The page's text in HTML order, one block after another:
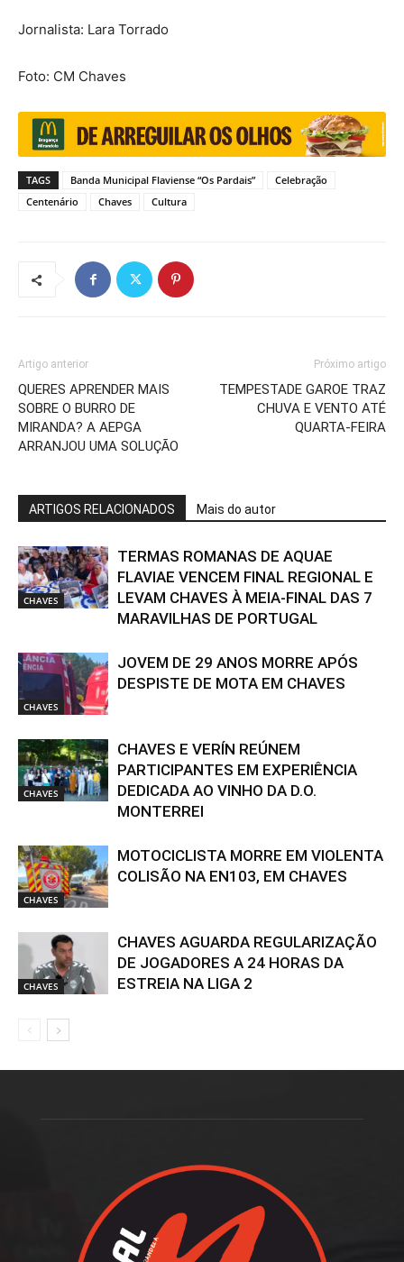
Jornalista: Lara Torrado
Foto: CM Chaves
TAGS Banda Municipal Flaviense “Os Pardais”
Celebração
Centenário
Chaves Cultura
Artigo anterior
QUERES APRENDER MAIS
SOBRE O BURRO DE
MIRANDA? A AEPGA
ARRANJOU UMA SOLUÇÃO
Próximo artigo
TEMPESTADE GAROE TRAZ
CHUVA E VENTO ATÉ
QUARTA-FEIRA
ARTIGOS RELACIONADOS Mais do autor
CHAVES
TERMAS ROMANAS DE AQUAE
FLAVIAE VENCEM FINAL REGIONAL E
LEVAM CHAVES À MEIA-FINAL DAS 7
MARAVILHAS DE PORTUGAL
CHAVES
JOVEM DE 29 ANOS MORRE APÓS
DESPISTE DE MOTA EM CHAVES
CHAVES
CHAVES E VERÍN REÚNEM
PARTICIPANTES EM EXPERIÊNCIA
DEDICADA AO VINHO DA D.O.
MONTERREI
CHAVES
MOTOCICLISTA MORRE EM VIOLENTA
COLISÃO NA EN103, EM CHAVES
CHAVES
CHAVES AGUARDA REGULARIZAÇÃO
DE JOGADORES A 24 HORAS DA
ESTREIA NA LIGA 2